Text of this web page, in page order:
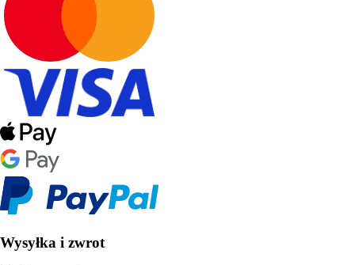
Wysyłka i zwrot